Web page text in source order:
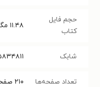
حجم فایل
کتاب
۱۱.۴۸
شابک
تعداد صفحه‌ها ۲۱۰